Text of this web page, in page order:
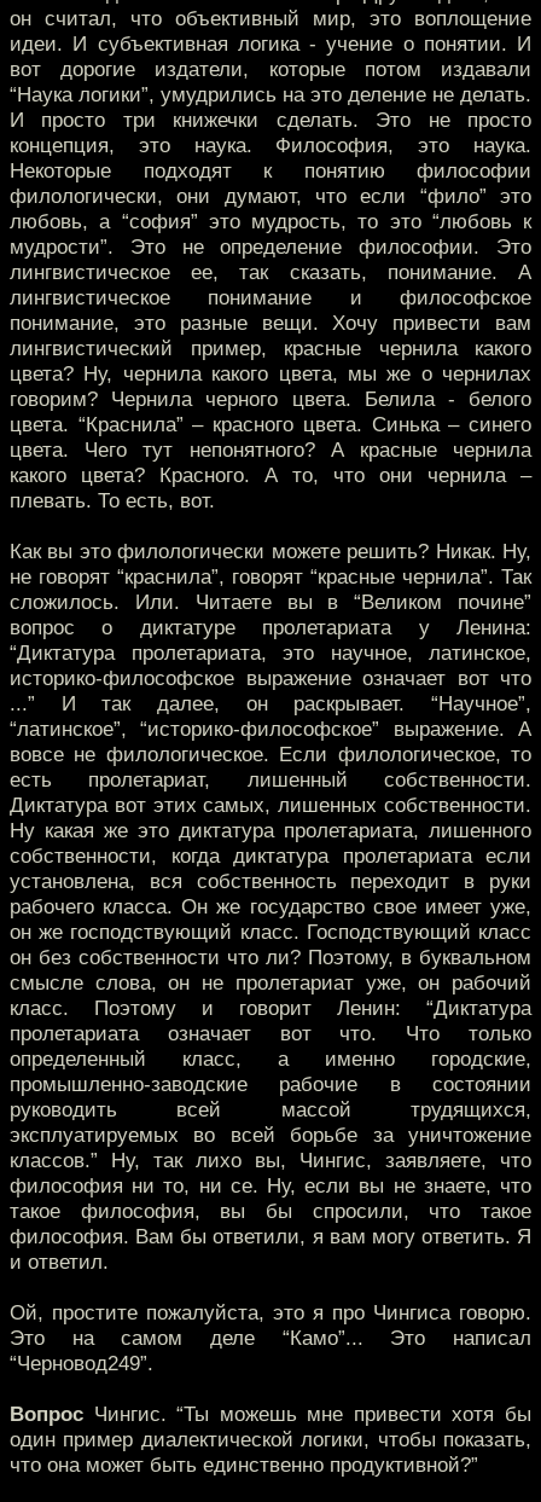
он считал, что объективный мир, это воплощение
идеи. И субъективная логика - учение о понятии. И
вот дорогие издатели, которые потом издавали
“Наука логики”, умудрились на это деление не делать.
И просто три книжечки сделать. Это не просто
концепция, это наука. Философия, это наука.
Некоторые подходят к понятию философии
филологически, они думают, что если “фило” это
любовь, а “софия” это мудрость, то это “любовь к
мудрости”. Это не определение философии. Это
лингвистическое ее, так сказать, понимание. А
лингвистическое понимание и философское
понимание, это разные вещи. Хочу привести вам
лингвистический пример, красные чернила какого
цвета? Ну, чернила какого цвета, мы же о чернилах
говорим? Чернила черного цвета. Белила - белого
цвета. “Краснила” – красного цвета. Синька – синего
цвета. Чего тут непонятного? А красные чернила
какого цвета? Красного. А то, что они чернила –
плевать. То есть, вот.
Как вы это филологически можете решить? Никак. Ну,
не говорят “краснила”, говорят “красные чернила”. Так
сложилось. Или. Читаете вы в “Великом почине”
вопрос о диктатуре пролетариата у Ленина:
“Диктатура пролетариата, это научное, латинское,
историко-философское выражение означает вот что
...” И так далее, он раскрывает. “Научное”,
“латинское”, “историко-философское” выражение. А
вовсе не филологическое. Если филологическое, то
есть пролетариат, лишенный собственности.
Диктатура вот этих самых, лишенных собственности.
Ну какая же это диктатура пролетариата, лишенного
собственности, когда диктатура пролетариата если
установлена, вся собственность переходит в руки
рабочего класса. Он же государство свое имеет уже,
он же господствующий класс. Господствующий класс
он без собственности что ли? Поэтому, в буквальном
смысле слова, он не пролетариат уже, он рабочий
класс. Поэтому и говорит Ленин: “Диктатура
пролетариата означает вот что. Что только
определенный класс, а именно городские,
промышленно-заводские рабочие в состоянии
руководить всей массой трудящихся,
эксплуатируемых во всей борьбе за уничтожение
классов.” Ну, так лихо вы, Чингис, заявляете, что
философия ни то, ни се. Ну, если вы не знаете, что
такое философия, вы бы спросили, что такое
философия. Вам бы ответили, я вам могу ответить. Я
и ответил.
Ой, простите пожалуйста, это я про Чингиса говорю.
Это на самом деле “Камо”... Это написал
“Черновод249”.
Вопрос Чингис. “Ты можешь мне привести хотя бы
один пример диалектической логики, чтобы показать,
что она может быть единственно продуктивной?”